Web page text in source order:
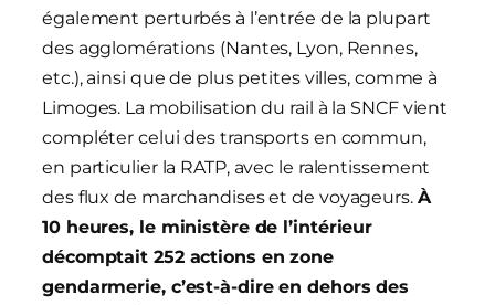
également perturbés à l’entrée de la plupart
des agglomérations (Nantes, Lyon, Rennes,
etc.), ainsi que de plus petites villes, comme à
Limoges. La mobilisation du rail à la SNCF vient
compléter celui des transports en commun,
en particulier la RATP, avec le ralentissement
des flux de marchandises et de voyageurs. À
10 heures, le ministère de l’intérieur
décomptait 252 actions en zone
gendarmerie, c’est-à-dire en dehors des